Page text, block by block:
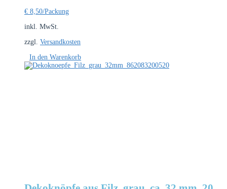
€ 8,50/Packung
inkl. MwSt.
zzgl. Versandkosten
In den Warenkorb